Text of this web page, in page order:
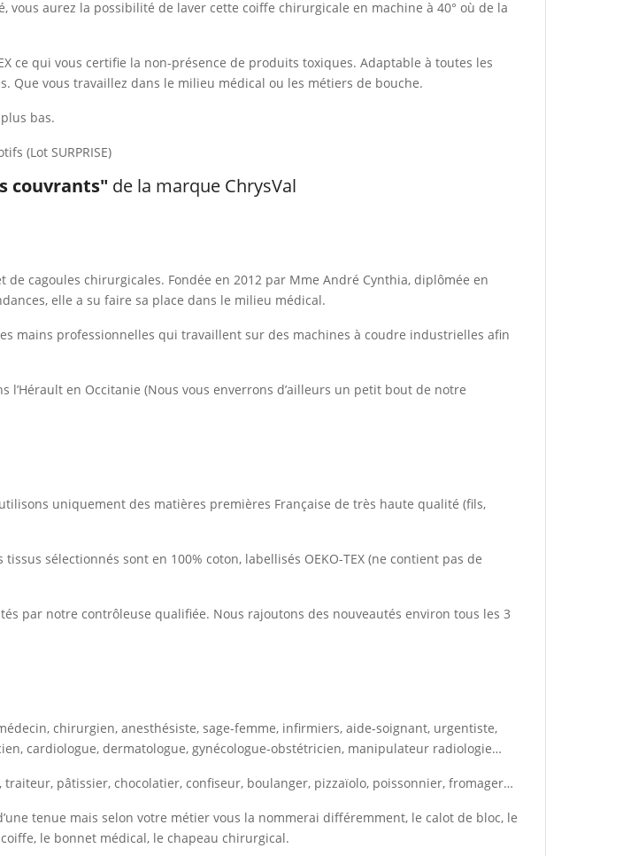
aurez la possibilité de laver cette coiffe chirurgicale en machine à 40° où de la
ce qui vous certifie la non-présence de produits toxiques. Adaptable à toutes les
Que vous travaillez dans le milieu médical ou les métiers de bouche.
bas.
(Lot SURPRISE)
couvrants" de la marque ChrysVal
cagoules chirurgicales. Fondée en 2012 par Mme André Cynthia, diplômée en
elle a su faire sa place dans le milieu médical.
mains professionnelles qui travaillent sur des machines à coudre industrielles afin
en Occitanie (Nous vous enverrons d’ailleurs un petit bout de notre
uniquement des matières premières Française de très haute qualité (fils,
sélectionnés sont en 100% coton, labellisés OEKO-TEX (ne contient pas de
par notre contrôleuse qualifiée. Nous rajoutons des nouveautés environ tous les 3
chirurgien, anesthésiste, sage-femme, infirmiers, aide-soignant, urgentiste,
cardiologue, dermatologue, gynécologue-obstétricien, manipulateur radiologie…
pâtissier, chocolatier, confiseur, boulanger, pizzaïolo, poissonnier, fromager…
tenue mais selon votre métier vous la nommerai différemment, le calot de bloc, le
le bonnet médical, le chapeau chirurgical.